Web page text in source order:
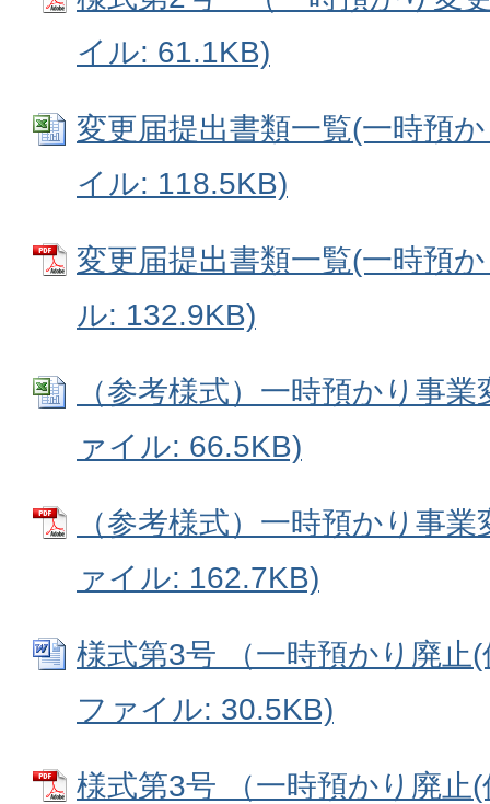
イル: 61.1KB)
変更届提出書類一覧(一時預
イル: 118.5KB)
変更届提出書類一覧(一時預
ル: 132.9KB)
（参考様式）一時預かり事
ァイル: 66.5KB)
（参考様式）一時預かり事
ァイル: 162.7KB)
様式第3号 （一時預かり廃止
ファイル: 30.5KB)
様式第3号 （一時預かり廃止